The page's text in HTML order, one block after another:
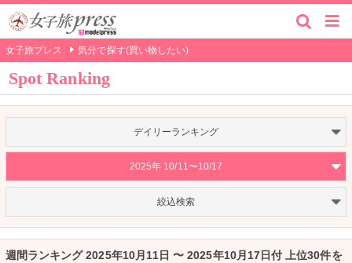
女子旅プレス 気分で探す(買い物したい)
Spot Ranking
デイリーランキング
2025年 10/11〜10/17
絞込検索
週間ランキング 2025年10月11日 〜 2025年10月17日付 上位30件を